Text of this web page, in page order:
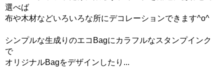
選べば
布や木材などいろいろな所にデコレーションできます^o^
シンプルな生成りのエコBagにカラフルなスタンプインク
で
オリジナルBagをデザインしたり...